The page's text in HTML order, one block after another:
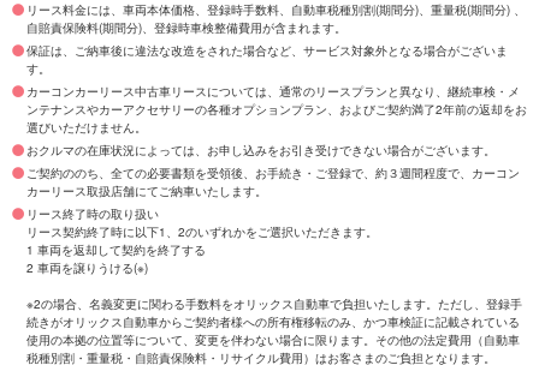
リース料金には、車両本体価格、登録時手数料、自動車税種別割(期間分)、重量税(期間分) 、
自賠責保険料(期間分)、登録時車検整備費用が含まれます。
保証は、ご納車後に違法な改造をされた場合など、サービス対象外となる場合がございま
す。
カーコンカーリース中古車リースについては、通常のリースプランと異なり、継続車検・メ
ンテナンスやカーアクセサリーの各種オプションプラン、およびご契約満了2年前の返却をお
選びいただけません。
おクルマの在庫状況によっては、お申し込みをお引き受けできない場合がございます。
ご契約ののち、全ての必要書類を受領後、お手続き・ご登録で、約３週間程度で、カーコン
カーリース取扱店舗にてご納車いたします。
リース終了時の取り扱い
リース契約終了時に以下1、2のいずれかをご選択いただきます。
1 車両を返却して契約を終了する
2 車両を譲りうける(※)
※2の場合、名義変更に関わる手数料をオリックス自動車で負担いたします。ただし、登録手
続きがオリックス自動車からご契約者様への所有権移転のみ、かつ車検証に記載されている
使用の本拠の位置等について、変更を伴わない場合に限ります。その他の法定費用（自動車
税種別割・重量税・自賠責保険料・リサイクル費用）はお客さまのご負担となります。